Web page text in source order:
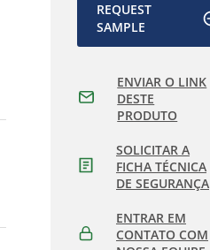
REQUEST
SAMPLE
ENVIAR O LINK
DESTE
PRODUTO
SOLICITAR A
FICHA TÉCNICA
DE SEGURANÇA
ENTRAR EM
CONTATO COM